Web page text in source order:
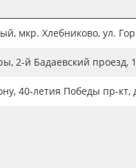
мкр. Хлебниково, ул.
2-й Бадаевский проезд,
40-летия Победы пр-кт,